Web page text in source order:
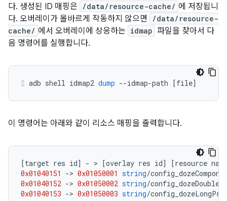
다. 생성된 ID 매핑은
/data/resource-cache/ 에 저장됩니
다. 오버레이가 올바르게 작동하지 않으면
/data/resource-
cache/ 에서 오버레이에 상응하는 idmap 파일을 찾아서 다
음 명령어를 실행합니다.
adb shell idmap2 dump --idmap-path [file]
이 명령어는 아래와 같이 리소스 매핑을 출력합니다.
[target res id] - > [overlay res id] [resource
0x01040151
-> 0x01050001 string/
0x01040152 -> 0x01050002 string/
0x01040153 -> 0x01050003 string/